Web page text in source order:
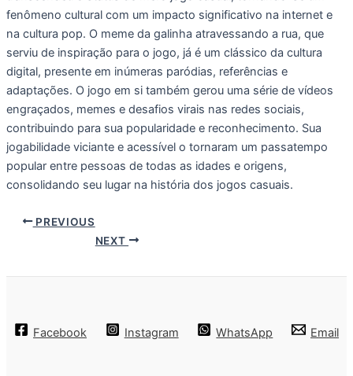
fenômeno cultural com um impacto significativo na internet e
na cultura pop. O meme da galinha atravessando a rua, que
serviu de inspiração para o jogo, já é um clássico da cultura
digital, presente em inúmeras paródias, referências e
adaptações. O jogo em si também gerou uma série de vídeos
engraçados, memes e desafios virais nas redes sociais,
contribuindo para sua popularidade e reconhecimento. Sua
jogabilidade viciante e acessível o tornaram um passatempo
popular entre pessoas de todas as idades e origens,
consolidando seu lugar na história dos jogos casuais.
PREVIOUS
NEXT
Facebook Instagram WhatsApp Email